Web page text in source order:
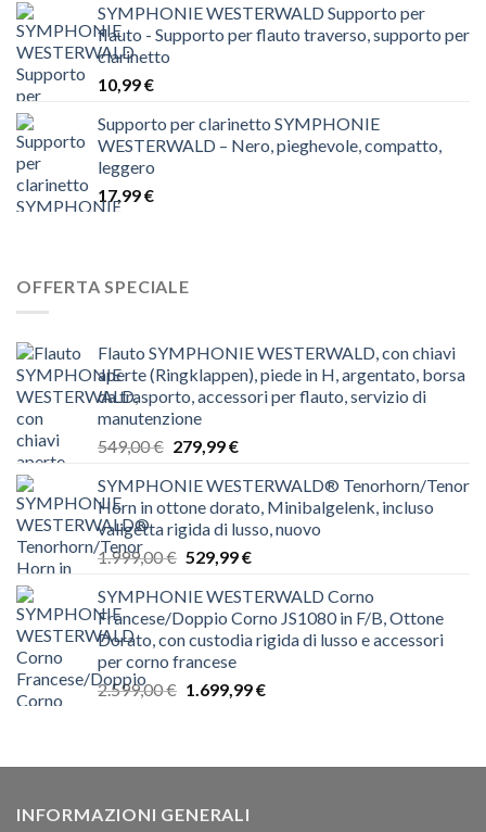
SYMPHONIE WESTERWALD Supporto per
flauto - Supporto per flauto traverso, supporto per
clarinetto
10,99€
Supporto per clarinetto SYMPHONIE
WESTERWALD – Nero, pieghevole, compatto,
leggero
17,99€
OFFERTA SPECIALE
Flauto SYMPHONIE WESTERWALD, con chiavi
aperte (Ringklappen), piede in H, argentato, borsa
da trasporto, accessori per flauto, servizio di
manutenzione
549,00€ Il
originale
era:
549,00 €.
279,99€Il
attuale
è:
279,99 €.
SYMPHONIE WESTERWALD® Tenorhorn/Tenor
Horn in ottone dorato, Minibalgelenk, incluso
valigetta rigida di lusso, nuovo
1.999,00€ Il
originale
era:
1.999,00 €.
529,99€Il
attuale
è:
529,99 €.
SYMPHONIE WESTERWALD Corno
Francese/Doppio Corno JS1080 in F/B, Ottone
Dorato, con custodia rigida di lusso e accessori
per corno francese
2.599,00€ Il
1.699,99€Il
INFORMAZIONI GENERALI